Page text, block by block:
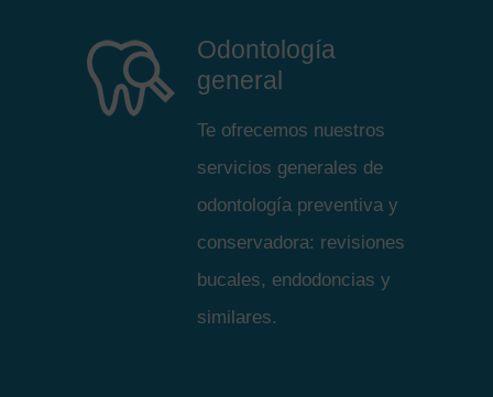
Odontología
general
Te ofrecemos nuestros
servicios generales de
odontología preventiva y
conservadora: revisiones
bucales, endodoncias y
similares.